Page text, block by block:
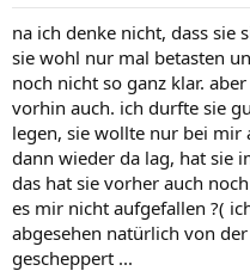
na ich denke nicht, dass
sie wohl nur mal betasten
noch nicht so ganz klar.
vorhin auch. ich durfte sie
legen, sie wollte nur bei mir
dann wieder da lag, hat sie
das hat sie vorher auch
es mir nicht aufgefallen ?(
abgesehen natürlich von
gescheppert ...